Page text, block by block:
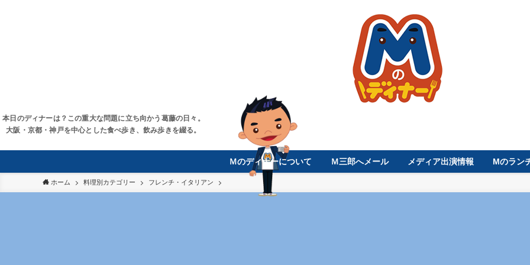
本日のディナーは？この重大な問題に立ち向かう葛藤の日々。
大阪・京都・神戸を中心とした食べ歩き、飲み歩きを綴る。
Ｍのディナーについて Ｍ三郎へメール メディア出演情報 Mのラン
ホーム 料理別カテゴリー フレンチ・イタリアン